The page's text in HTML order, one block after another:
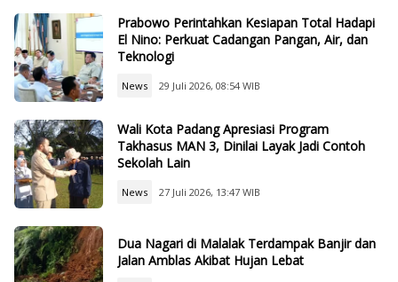
Prabowo Perintahkan Kesiapan Total Hadapi
El Nino: Perkuat Cadangan Pangan, Air, dan
Teknologi
News 29 Juli 2026, 08:54 WIB
Wali Kota Padang Apresiasi Program
Takhasus MAN 3, Dinilai Layak Jadi Contoh
Sekolah Lain
News 27 Juli 2026, 13:47 WIB
Dua Nagari di Malalak Terdampak Banjir dan
Jalan Amblas Akibat Hujan Lebat